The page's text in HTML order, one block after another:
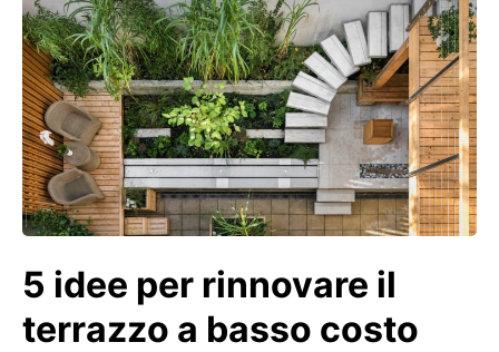
5 idee per rinnovare il
terrazzo a basso costo